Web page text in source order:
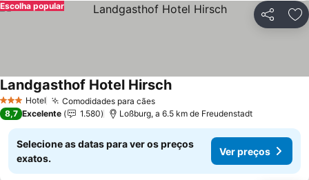
Partilhar
Escolha popular
3 EstrelasHotel Comodidades para cães
Landgasthof Hotel Hirsch
8,7 Excelente 1.580 Loßburg, a 6.5 km de Freudenstadt
Selecione as datas para ver os preços
exatos.
Ver preços